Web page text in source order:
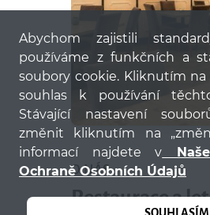
O NÁS
Restaurace a
Abychom zajistili
používáme z funkčních a
soubory cookie. Kliknutím na
souhlas k používání
Stávající nastavení
změnit kliknutím na
informací najdete v
Ochraně Osobních Údajů